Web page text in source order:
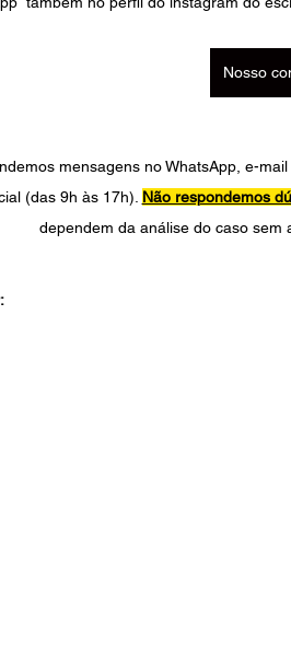
Nosso
mensagens no WhatsApp, e-
(das 9h às 17h). Não respondemos
dependem da análise do caso sem